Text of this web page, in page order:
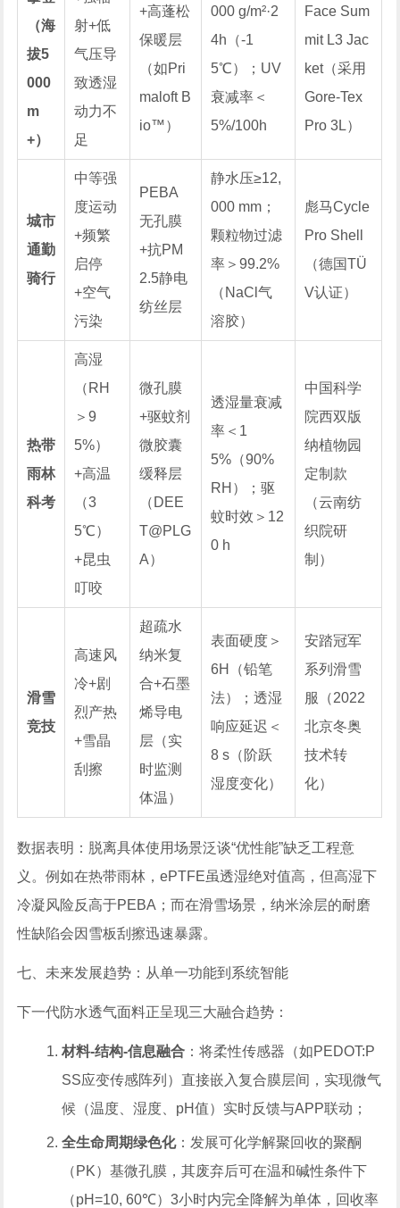
（海
拔5
000
m
+）
射+低
气压导
致透湿
动力不
足
+高蓬松
保暖层
（如Pri
maloft B
io™）
000 g/m²·2
4h（-1
5℃）；UV
衰减率＜
5%/100h
Face Sum
mit L3 Jac
ket（采用
Gore-Tex
Pro 3L）
城市
通勤
骑行
中等强
度运动
+频繁
启停
+空气
污染
PEBA
无孔膜
+抗PM
2.5静电
纺丝层
静水压≥12,
000 mm；
颗粒物过滤
率＞99.2%
（NaCl气
溶胶）
彪马Cycle
Pro Shell
（德国TÜ
V认证）
热带
雨林
科考
高湿
（RH
＞9
5%）
+高温
（3
5℃）
+昆虫
叮咬
微孔膜
+驱蚊剂
微胶囊
缓释层
（DEE
T@PLG
A）
透湿量衰减
率＜1
5%（90%
RH）；驱
蚊时效＞12
0 h
中国科学
院西双版
纳植物园
定制款
（云南纺
织院研
制）
滑雪
竞技
高速风
冷+剧
烈产热
+雪晶
刮擦
超疏水
纳米复
合+石墨
烯导电
层（实
时监测
体温）
表面硬度＞
6H（铅笔
法）；透湿
响应延迟＜
8 s（阶跃
湿度变化）
安踏冠军
系列滑雪
服（2022
北京冬奥
技术转
化）
数据表明：脱离具体使用场景泛谈“优性能”缺乏工程意
义。例如在热带雨林，ePTFE虽透湿绝对值高，但高湿下
冷凝风险反高于PEBA；而在滑雪场景，纳米涂层的耐磨
性缺陷会因雪板刮擦迅速暴露。
七、未来发展趋势：从单一功能到系统智能
下一代防水透气面料正呈现三大融合趋势：
材料-结构-信息融合 ：将柔性传感器（如PEDOT:P
SS应变传感阵列）直接嵌入复合膜层间，实现微气
候（温度、湿度、pH值）实时反馈与APP联动；
全生命周期绿色化：发展可化学解聚回收的聚酮
（PK）基微孔膜，其废弃后可在温和碱性条件下
（pH=10, 60℃）3小时内完全降解为单体，回收率